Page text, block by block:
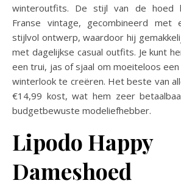
winteroutfits. De stijl van de hoed
Franse vintage, gecombineerd met
stijlvol ontwerp, waardoor hij
met dagelijkse casual outfits. Je kunt
een trui, jas of sjaal om moeiteloos
winterlook te creëren. Het beste van
€14,99 kost, wat hem zeer
budgetbewuste modeliefhebber.
Lipodo Happy
Dameshoed